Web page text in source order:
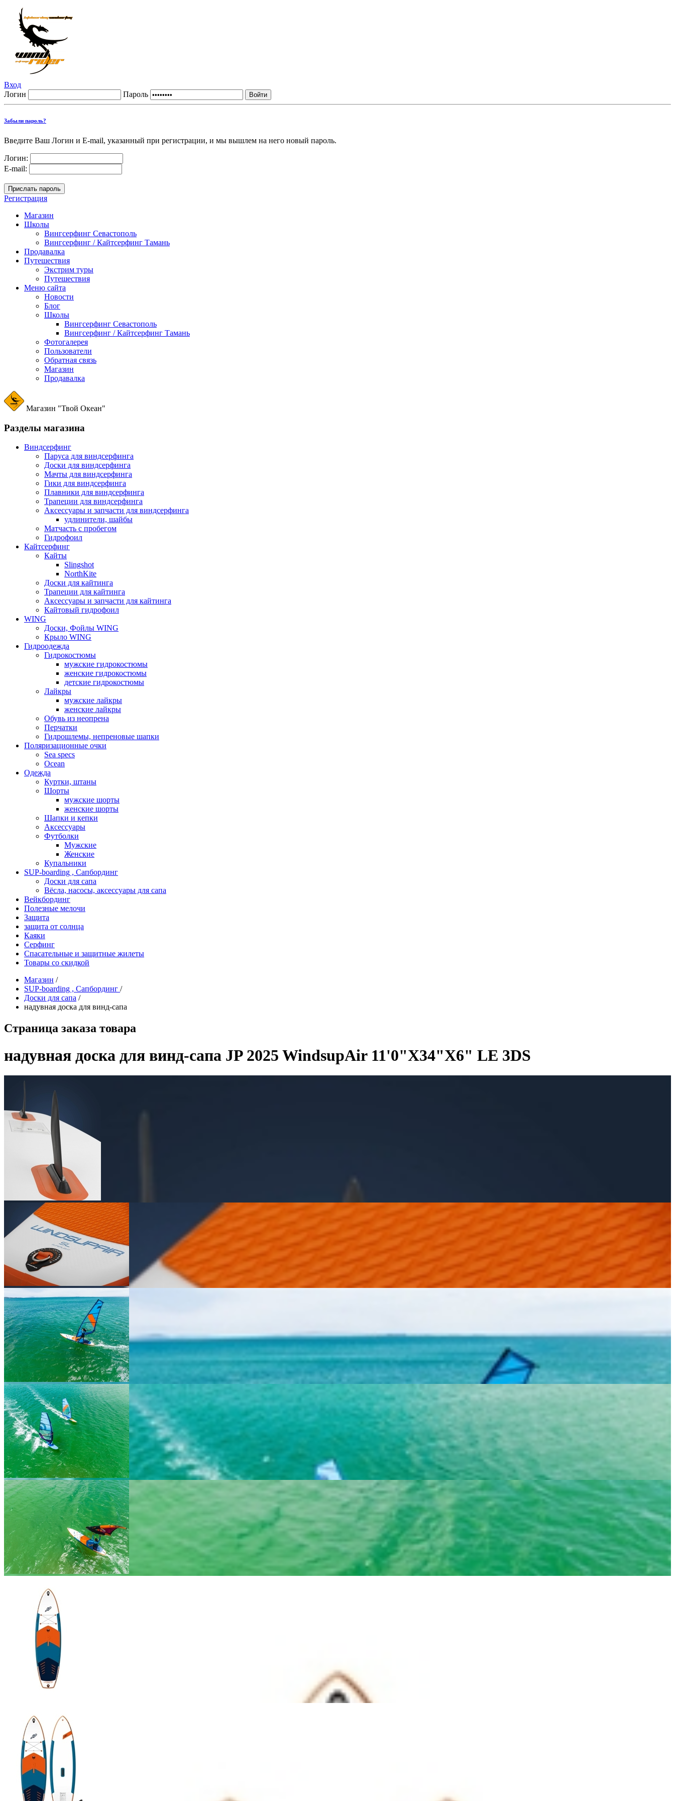
Вход
Логин
Пароль
Забыли пароль?
Введите Ваш Логин и E-mail, указанный при регистрации, и мы вышлем на него новый пароль.
Логин:
E-mail:
Регистрация
Магазин
Школы
Вингсерфинг Севастополь
Вингсерфинг / Кайтсерфинг Тамань
Продавалка
Путешествия
Экстрим туры
Путешествия
Меню сайта
Новости
Блог
Школы
Вингсерфинг Севастополь
Вингсерфинг / Кайтсерфинг Тамань
Фотогалерея
Пользователи
Обратная связь
Магазин
Продавалка
Магазин "Твой Океан"
Разделы магазина
Виндсерфинг
Паруса для виндсерфинга
Доски для виндсерфинга
Мачты для виндсерфинга
Гики для виндсерфинга
Плавники для виндсерфинга
Трапеции для виндсерфинга
Аксессуары и запчасти для виндсерфинга
удлинители, шайбы
Матчасть с пробегом
Гидрофоил
Кайтсерфинг
Кайты
Slingshot
NorthKite
Доски для кайтинга
Трапеции для кайтинга
Аксессуары и запчасти для кайтинга
Кайтовый гидрофоил
WING
Доски, Фойлы WING
Крыло WING
Гидроодежда
Гидрокостюмы
мужские гидрокостюмы
женские гидрокостюмы
детские гидрокостюмы
Лайкры
мужские лайкры
женские лайкры
Обувь из неопрена
Перчатки
Гидрошлемы, непреновые шапки
Поляризационные очки
Sea specs
Ocean
Одежда
Куртки, штаны
Шорты
мужские шорты
женские шорты
Шапки и кепки
Аксессуары
Футболки
Мужские
Женские
Купальники
SUP-boarding , Сапбординг
Доски для сапа
Вёсла, насосы, аксессуары для сапа
Вейкбординг
Полезные мелочи
Защита
защита от солнца
Каяки
Серфинг
Спасательные и защитные жилеты
Товары со скидкой
Магазин /
SUP-boarding , Сапбординг /
Доски для сапа /
надувная доска для винд-сапа
Страница заказа товара
надувная доска для винд-сапа JP 2025 WindsupAir 11'0"X34"X6" LE 3DS